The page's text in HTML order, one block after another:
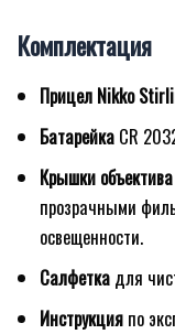
Комплектация
Прицел Nikko
Батарейка CR
Крышки
прозрачными
освещенности.
Салфетка для
Инструкция по